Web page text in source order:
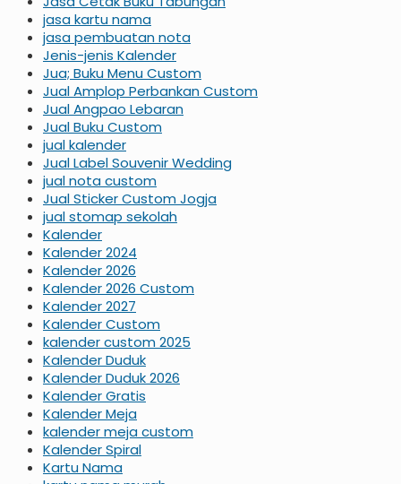
jasa kartu nama
jasa pembuatan nota
Jenis-jenis Kalender
Jua; Buku Menu Custom
Jual Amplop Perbankan Custom
Jual Angpao Lebaran
Jual Buku Custom
jual kalender
Jual Label Souvenir Wedding
jual nota custom
Jual Sticker Custom Jogja
jual stomap sekolah
Kalender
Kalender 2024
Kalender 2026
Kalender 2026 Custom
Kalender 2027
Kalender Custom
kalender custom 2025
Kalender Duduk
Kalender Duduk 2026
Kalender Gratis
Kalender Meja
kalender meja custom
Kalender Spiral
Kartu Nama